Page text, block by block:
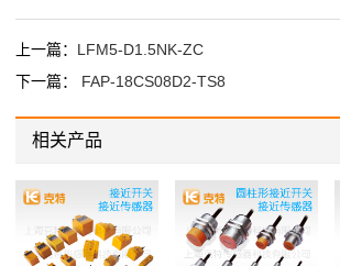
上一篇： LFM5-D1.5NK-ZC
下一篇： FAP-18CS08D2-TS8
相关产品